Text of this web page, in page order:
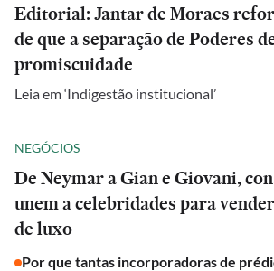
Editorial: Jantar de Moraes
de que a separação de Poderes
promiscuidade
Leia em ‘Indigestão institucional’
NEGÓCIOS
De Neymar a Gian e Giovani,
unem a celebridades para
de luxo
Por que tantas incorporadoras de